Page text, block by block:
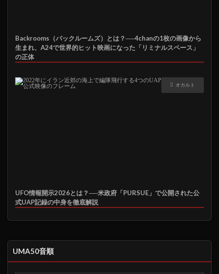
Backrooms（バックルームズ）とは？──4chanの1枚の画像から
生まれ、A24で世界的ヒット映画になった「リミナルスペース」
の正体
オカルト
UFO情報開示2026とは？──米政府「PURSUE」で公開された公
式UAP記録の中身を徹底解説
UMA50音順